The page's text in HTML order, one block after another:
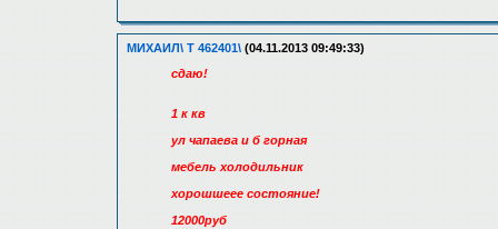
МИХАИЛ\ Т 462401\ (04.11.2013 09:49:33)
сдаю!
1 к кв
ул чапаева и б горная
мебель холодильник
хорошшеее состояние!
12000руб